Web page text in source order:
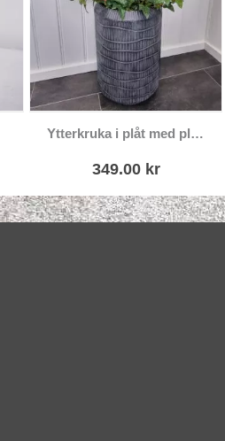
Ytterkruka i plåt med plastinsats
349.00 kr